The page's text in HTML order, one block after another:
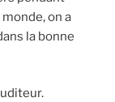
on a
la bonne